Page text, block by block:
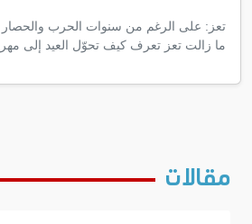
تعز: على الرغم من سنوات الحرب والحصار
ما زالت تعز تعرف كيف تحوّل العيد إلى
مقالات